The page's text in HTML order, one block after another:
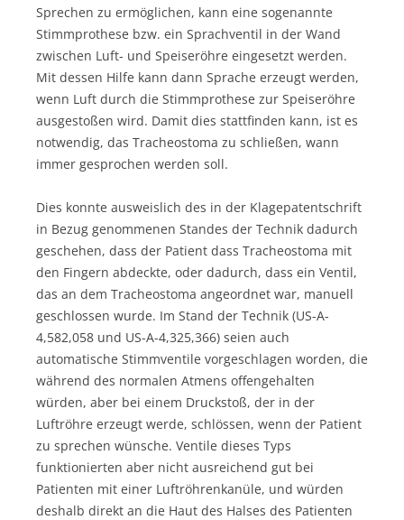
Sprechen zu ermöglichen, kann eine sogenannte
Stimmprothese bzw. ein Sprachventil in der Wand
zwischen Luft- und Speiseröhre eingesetzt werden.
Mit dessen Hilfe kann dann Sprache erzeugt werden,
wenn Luft durch die Stimmprothese zur Speiseröhre
ausgestoßen wird. Damit dies stattfinden kann, ist es
notwendig, das Tracheostoma zu schließen, wann
immer gesprochen werden soll.
Dies konnte ausweislich des in der Klagepatentschrift
in Bezug genommenen Standes der Technik dadurch
geschehen, dass der Patient dass Tracheostoma mit
den Fingern abdeckte, oder dadurch, dass ein Ventil,
das an dem Tracheostoma angeordnet war, manuell
geschlossen wurde. Im Stand der Technik (US-A-
4,582,058 und US-A-4,325,366) seien auch
automatische Stimmventile vorgeschlagen worden, die
während des normalen Atmens offengehalten
würden, aber bei einem Druckstoß, der in der
Luftröhre erzeugt werde, schlössen, wenn der Patient
zu sprechen wünsche. Ventile dieses Typs
funktionierten aber nicht ausreichend gut bei
Patienten mit einer Luftröhrenkanüle, und würden
deshalb direkt an die Haut des Halses des Patienten